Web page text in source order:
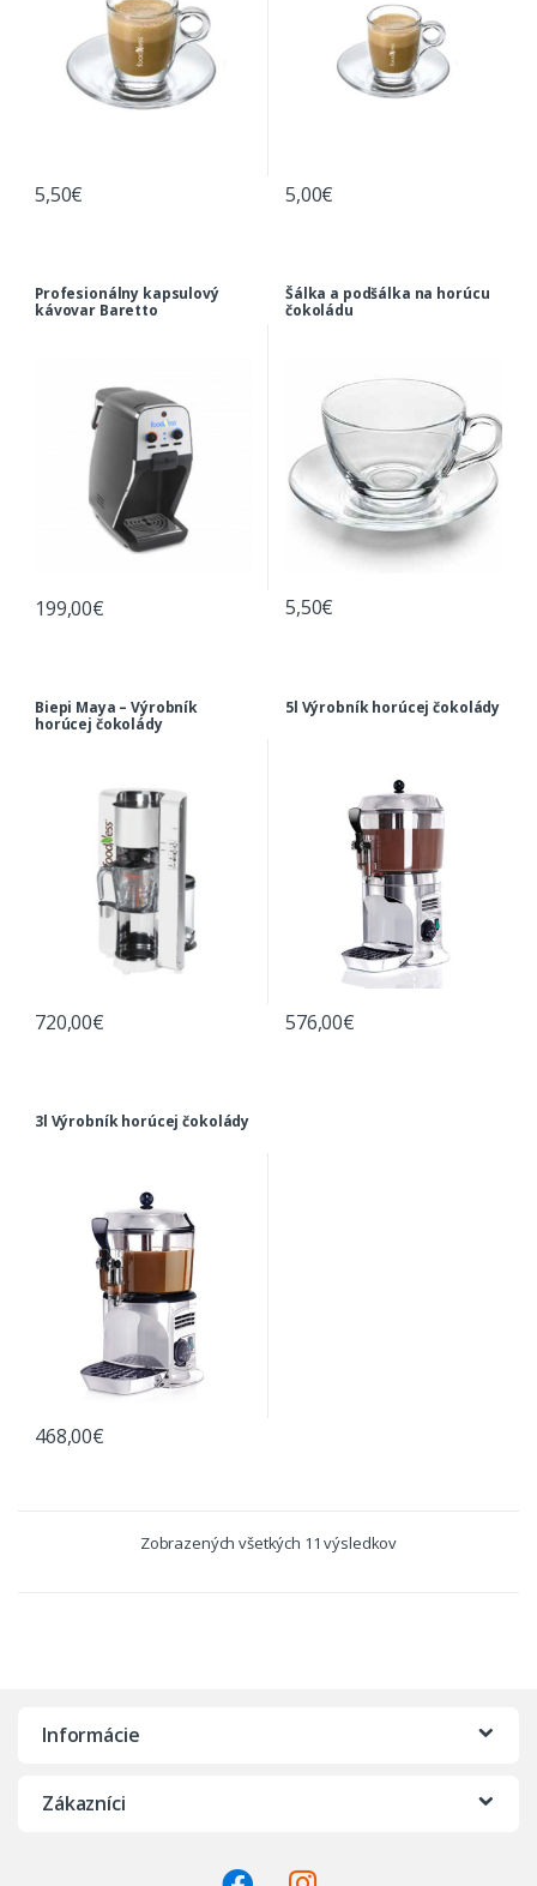
5,50€ 5,00€
Profesionálny kapsulový
kávovar Baretto
199,00€
Šálka a podšálka na horúcu
čokoládu
5,50€
Biepi Maya – Výrobník
horúcej čokolády
720,00€
5l Výrobník horúcej čokolády
576,00€
3l Výrobník horúcej čokolády
468,00€
Zobrazených všetkých 11 výsledkov
Informácie
Zákazníci